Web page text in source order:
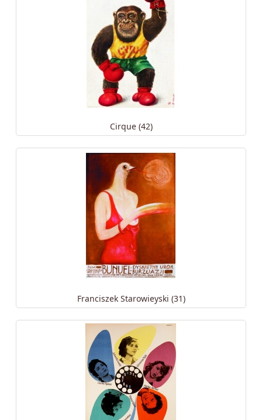
Cirque (42)
Franciszek Starowieyski (31)